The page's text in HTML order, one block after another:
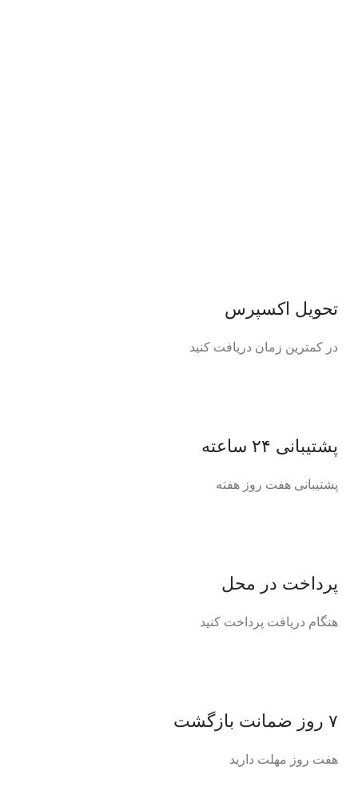
تحویل اکسپرس
در کمترین زمان دریافت کنید
پشتیبانی ۲۴ ساعته
پشتیبانی هفت روز هفته
پرداخت در محل
هنگام دریافت پرداخت کنید
۷ روز ضمانت بازگشت
هفت روز مهلت دارید